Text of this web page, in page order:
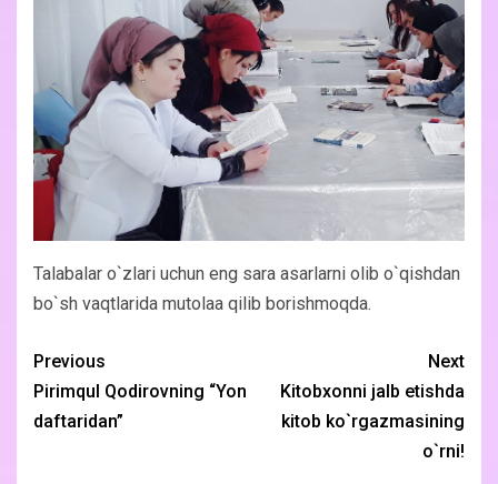
Talabalar o`zlari uchun eng sara asarlarni olib o`qishdan
bo`sh vaqtlarida mutolaa qilib borishmoqda.
Previous
Pirimqul Qodirovning “Yon
daftaridan”
Next
Kitobxonni jalb etishda
kitob ko`rgazmasining
o`rni!